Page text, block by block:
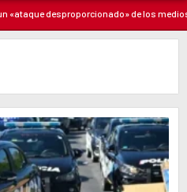
desproporcionado» de los medios y